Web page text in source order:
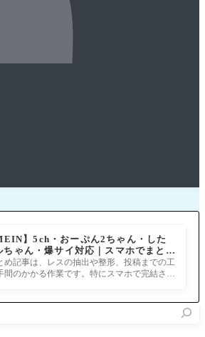
】5ch・おーぷん2ちゃん・した
ちゃん・爆サイ対応｜スマホでまとめ
るアプリ FGOのまとめ記事ができる
め記事は、レスの抽出や整形、投稿までの工
間のかかる作業です。特にスマホで完結させ